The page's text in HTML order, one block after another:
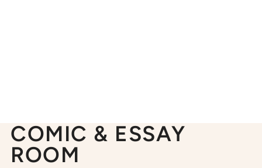
COMIC & ESSAY
ROOM